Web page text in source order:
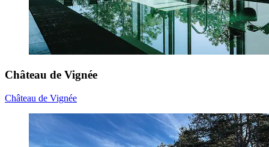
Château de Vignée
Château de Vignée